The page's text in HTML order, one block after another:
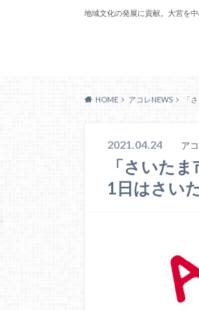
地域文化の発展に貢献。大宮を
HOME アコレNEWS 「
2021.04.24 ア
「さいた
1日はさい